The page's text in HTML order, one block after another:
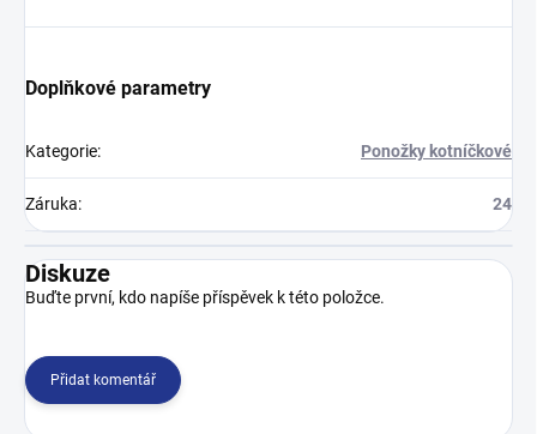
Doplňkové parametry
Kategorie: Ponožky kotníčkové
Záruka: 24
Diskuze
Buďte první, kdo napíše příspěvek k této položce.
Přidat komentář